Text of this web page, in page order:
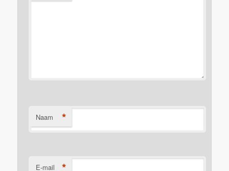
Naam *
E-mail *